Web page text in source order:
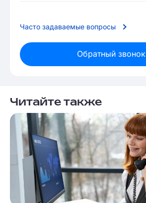
Часто задаваемые вопросы
Обратный звонок
Читайте также